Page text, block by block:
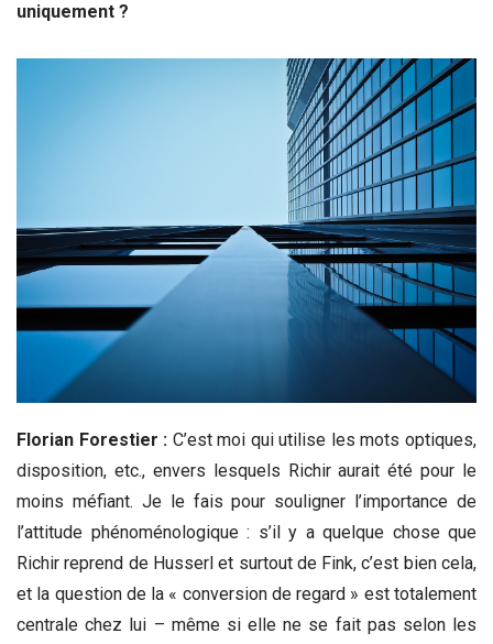
uniquement ?
Florian Forestier : C’est moi qui utilise les mots optiques,
disposition, etc., envers lesquels Richir aurait été pour le
moins méfiant. Je le fais pour souligner l’importance de
l’attitude phénoménologique : s’il y a quelque chose que
Richir reprend de Husserl et surtout de Fink, c’est bien cela,
et la question de la « conversion de regard » est totalement
centrale chez lui – même si elle ne se fait pas selon les